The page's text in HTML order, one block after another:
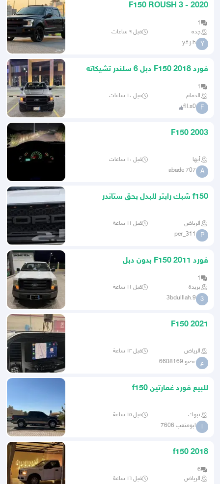
F150 ROUSH 3 - 2020
1
جده
قبل ٩ ساعات
Y
y.f.j.h
فورد F150 2018 دبل 6 سلندر تشيكاته
1
الدمام
قبل ١٠ ساعات
F
fll.s0
F150 2003
أبها قبل ١٠ ساعات
A
abade 707
f150 شبك رابتر للبدل بحق ستاندر
الرياض قبل ١١ ساعة
P
per_311
فورد 2011 F150 بدون دبل
1
بريدة
قبل ١١ ساعة
3
3bdulllah.9
F150 2021
الرياض قبل ١٢ ساعة
ع عضو 6608169
للبيع فورد غمارتين f150
تبوك قبل ١٥ ساعة
ا ابومتعب 7606
f150 2018
6
الرياض
قبل ١٦ ساعة